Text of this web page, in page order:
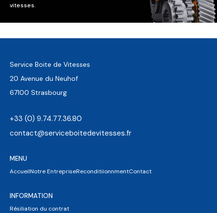
vitesses.
Service Boite de Vitesses
20 Avenue du Neuhof
67100 Strasbourg
+33 (0) 9.74.77.36.80
contact@serviceboitedevitesses.fr
MENU
AccueilNotre EntrepriseReconditiionnmentContact
INFORMATION
Résiliation du contrat